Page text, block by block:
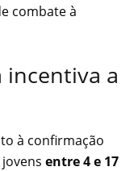
combate à
incentiva a
à confirmação
entre 4 e 17